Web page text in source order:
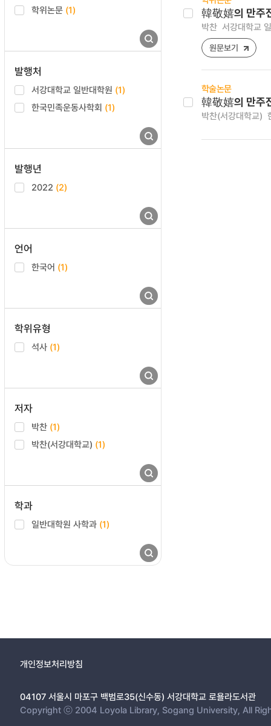
학위논문 (1)
발행처
서강대학교 일반대학원 (1)
한국민족운동사학회 (1)
발행년
2022 (2)
언어
한국어 (1)
학위유형
석사 (1)
저자
박찬 (1)
박찬(서강대학교) (1)
학과
일반대학원 사학과 (1)
韓敬嬉의 만주
박찬 서강대학교
원문보기
학술논문
韓敬嬉의 만주
박찬(서강대학교)
개인정보처리방침
04107 서울시 마포구 백범로35(신수동) 서강대학교 로욜라도서관
Copyright ⓒ 2004 Loyola Library, Sogang University, All